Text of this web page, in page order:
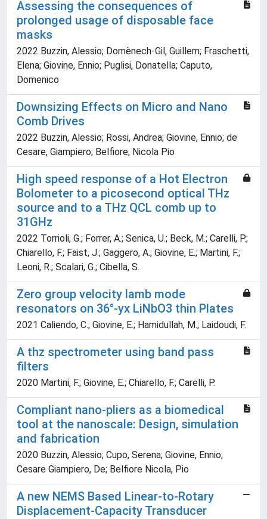
Assessing the consequences of
prolonged usage of disposable face
masks
2022 Buzzin, Alessio; Domènech-Gil, Guillem; Fraschetti,
Elena; Giovine, Ennio; Puglisi, Donatella; Caputo,
Domenico
Downsizing Effects on Micro and Nano
Comb Drives
2022 Buzzin, Alessio; Rossi, Andrea; Giovine, Ennio; de
Cesare, Giampiero; Belfiore, Nicola Pio
High speed response of a Hot Electron
Bolometer to a picosecond optical THz
source and to a THz QCL comb up to
31GHz
2022 Torrioli, G.; Forrer, A.; Senica, U.; Beck, M.; Carelli, P.;
Chiarello, F.; Faist, J.; Gaggero, A.; Giovine, E.; Martini, F.;
Leoni, R.; Scalari, G.; Cibella, S.
Zero group velocity lamb mode
resonators on 36°-yx LiNbO3 thin Plates
2021 Caliendo, C.; Giovine, E.; Hamidullah, M.; Laidoudi, F.
A thz spectrometer using band pass
filters
2020 Martini, F.; Giovine, E.; Chiarello, F.; Carelli, P.
Compliant nano-pliers as a biomedical
tool at the nanoscale: Design, simulation
and fabrication
2020 Buzzin, Alessio; Cupo, Serena; Giovine, Ennio;
Cesare Giampiero, De; Belfiore Nicola, Pio
A new NEMS Based Linear-to-Rotary
Displacement-Capacity Transducer